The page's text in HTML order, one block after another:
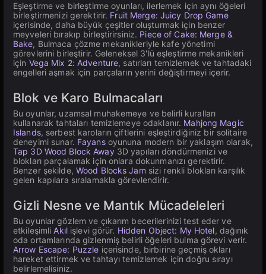
Eşleştirme ve birleştirme oyunları, ilerlemek için aynı öğeleri
birleştirmenizi gerektirir. Fruit Merge: Juicy Drop Game
içerisinde, daha büyük çeşitler oluşturmak için benzer
meyveleri bırakıp birleştirirsiniz. Piece of Cake: Merge &
Bake, Bulmaca çözme mekanikleriyle kafe yönetimi
görevlerini birleştirir. Geleneksel 3'lü eşleştirme mekanikleri
için Vega Mix 2: Adventure, satırları temizlemek ve tahtadaki
engelleri aşmak için parçaların yerini değiştirmeyi içerir.
Blok ve Karo Bulmacaları
Bu oyunlar, uzamsal muhakemeye ve belirli kuralları
kullanarak tahtaları temizlemeye odaklanır. Mahjong Magic
Islands, serbest karoların çiftlerini eşleştirdiğiniz bir solitaire
deneyimi sunar. Fayansoyununa modern bir yaklaşım olarak,
Tap 3D Wood Block Away3D yapıları döndürmenizi ve
blokları parçalamak için onlara dokunmanızı gerektirir.
Benzer şekilde, Wood Blocks Jam sizi renkli blokları karşılık
gelen kapılara sıralamakla görevlendirir.
Gizli Nesne ve Mantık Mücadeleleri
Bu oyunlar gözlem ve çıkarım becerilerinizi test eder ve
etkileşimliAkılişlevi görür. Hidden Object: My Hotel, dağınık
oda ortamlarında gizlenmiş belirli öğeleri bulma görevi verir.
Arrow Escape: Puzzle içerisinde, birbirine geçmiş okları
hareket ettirmek ve tahtayı temizlemek için doğru sırayı
belirlemelisiniz.